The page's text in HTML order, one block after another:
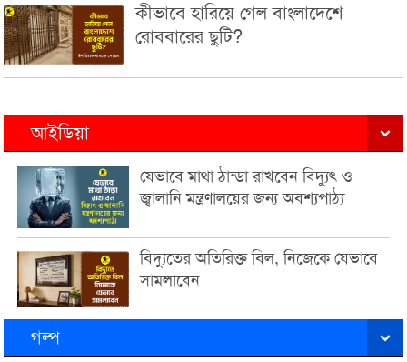
কীভাবে হারিয়ে গেল বাংলাদেশে
রোববারের ছুটি?
আইডিয়া
যেভাবে মাথা ঠান্ডা রাখবেন বিদ্যুৎ ও
জ্বালানি মন্ত্রণালয়ের জন্য অবশ্যপাঠ্য
বিদ্যুতের অতিরিক্ত বিল, নিজেকে যেভাবে
সামলাবেন
গল্প